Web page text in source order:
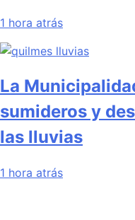
1 hora atrás
La
sumideros y
las lluvias
1 hora atrás